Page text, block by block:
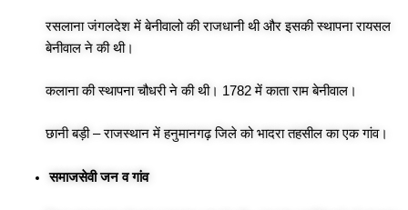
रसलाना जंगलदेश में बेनीवालो की राजधानी थी और इसकी स्थापना रायसल
बेनीवाल ने की थी।
कलाना की स्थापना चौधरी ने की थी। 1782 में काता राम बेनीवाल।
छानी बड़ी – राजस्थान में हनुमानगढ़ जिले को भादरा तहसील का एक गांव।
समाजसेवी जन व गांव